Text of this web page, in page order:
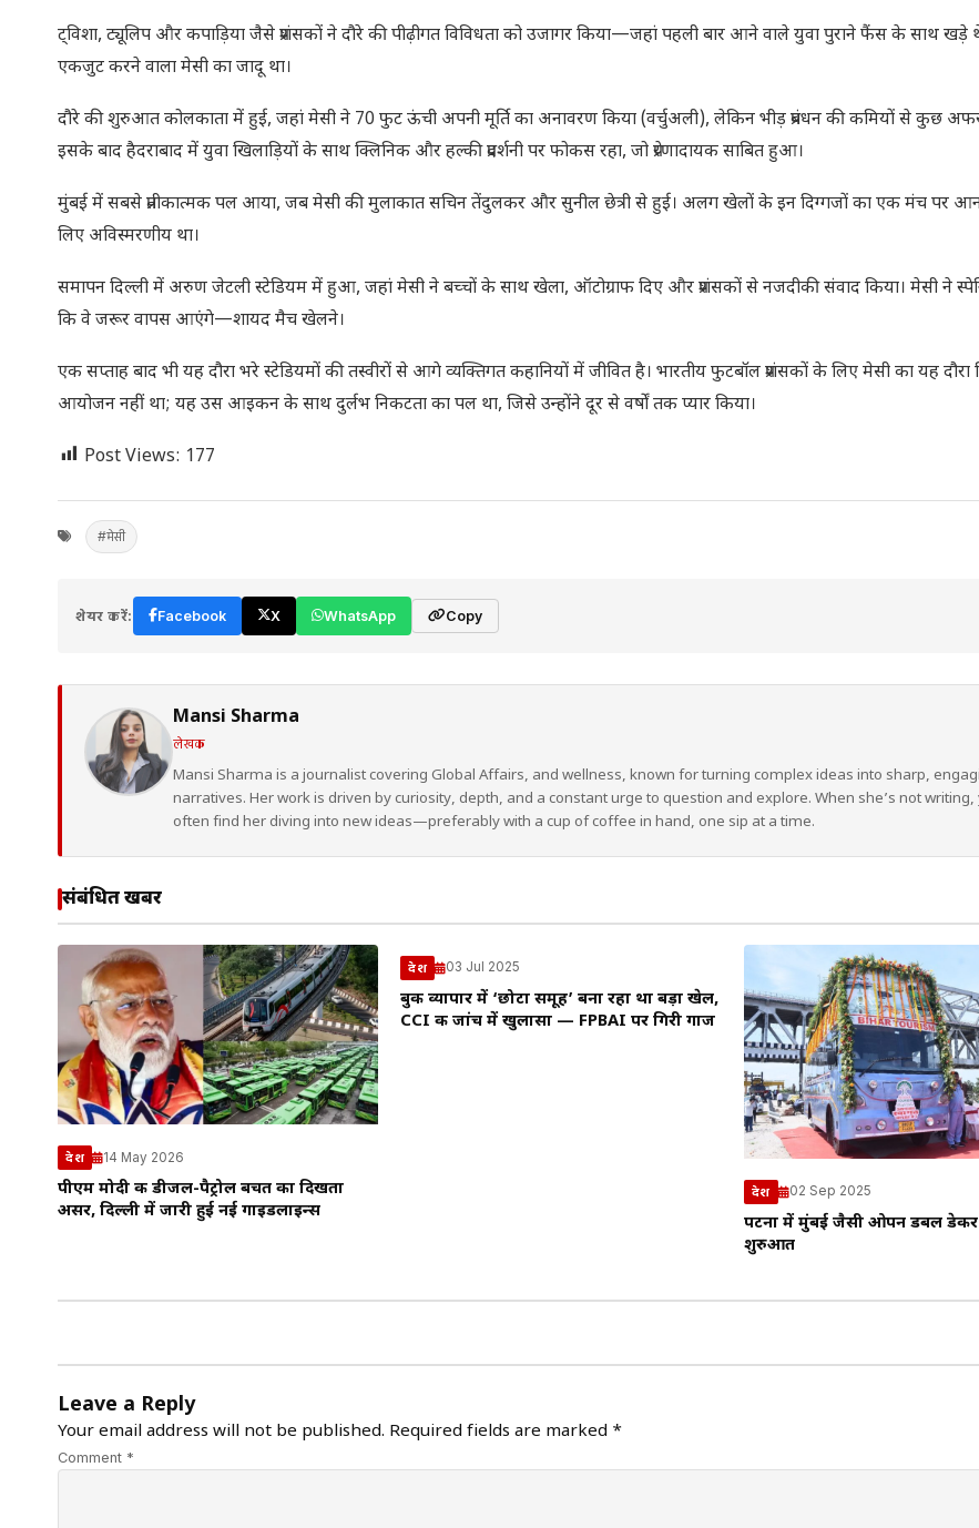
ट्विशा, ट्यूलिप और कपाड़िया जैसे प्रशंसकों ने दौरे की पीढ़ीगत विविधता को उजागर किया—जहां पहली बार आने वाले युवा पुराने फैंस के साथ खड़े
एकजुट करने वाला मेसी का जादू था।
दौरे की शुरुआत कोलकाता में हुई, जहां मेसी ने 70 फुट ऊंची अपनी मूर्ति का अनावरण किया (वर्चुअली), लेकिन भीड़ प्रबंधन की कमियों से कुछ
इसके बाद हैदराबाद में युवा खिलाड़ियों के साथ क्लिनिक और हल्की प्रदर्शनी पर फोकस रहा, जो प्रेरणादायक साबित हुआ।
मुंबई में सबसे प्रतीकात्मक पल आया, जब मेसी की मुलाकात सचिन तेंदुलकर और सुनील छेत्री से हुई। अलग खेलों के इन दिग्गजों का एक मंच पर
लिए अविस्मरणीय था।
समापन दिल्ली में अरुण जेटली स्टेडियम में हुआ, जहां मेसी ने बच्चों के साथ खेला, ऑटोग्राफ दिए और प्रशंसकों से नजदीकी संवाद किया। मेसी ने
कि वे जरूर वापस आएंगे—शायद मैच खेलने।
एक सप्ताह बाद भी यह दौरा भरे स्टेडियमों की तस्वीरों से आगे व्यक्तिगत कहानियों में जीवित है। भारतीय फुटबॉल प्रशंसकों के लिए मेसी का यह दौरा
आयोजन नहीं था; यह उस आइकन के साथ दुर्लभ निकटता का पल था, जिसे उन्होंने दूर से वर्षों तक प्यार किया।
Post Views: 177
#मेसी
शेयर करें: Facebook X WhatsApp Copy
Mansi Sharma
लेखक
Mansi Sharma is a journalist covering Global Affairs, and wellness, known for turning complex ideas into sharp,
narratives. Her work is driven by curiosity, depth, and a constant urge to question and explore. When she’s not writing,
often find her diving into new ideas—preferably with a cup of coffee in hand, one sip at a time.
संबंधित खबरें
देश 14 May 2026
पीएम मोदी की डीजल-पैट्रोल बचत का दिखता
असर, दिल्ली में जारी हुई नई गाइडलाइन्स
देश 03 Jul 2025
बुक व्यापार में ‘छोटा समूह’ बना रहा था बड़ा खेल,
CCI की जांच में खुलासा — FPBAI पर गिरी गाज
देश 02 Sep 2025
पटना में मुंबई जैसी ओपन डबल डेकर
शुरुआत
Leave a Reply
Your email address will not be published. Required fields are marked *
Comment *